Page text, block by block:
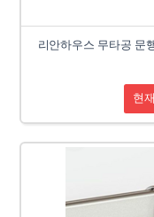
리안하우스 무타공 문
현